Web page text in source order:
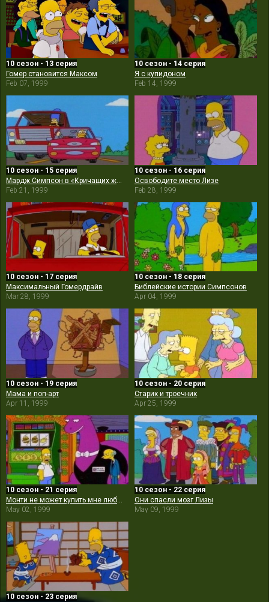
10 сезон - 13 серия
Гомер становится Максом
Feb 07, 1999
10 сезон - 14 серия
Я с купидоном
Feb 14, 1999
10 сезон - 15 серия
Feb 21, 1999
10 сезон - 16 серия
Освободите место Лизе
Feb 28, 1999
10 сезон - 17 серия
Максимальный Гомердрайв
Mar 28, 1999
10 сезон - 18 серия
Библейские истории Симпсонов
Apr 04, 1999
10 сезон - 19 серия
Мама и поп-арт
Apr 11, 1999
10 сезон - 20 серия
Старик и троечник
Apr 25, 1999
10 сезон - 21 серия
Монти не может купить мне любовь
May 02, 1999
10 сезон - 22 серия
Они спасли мозг Лизы
May 09, 1999
10 сезон - 23 серия